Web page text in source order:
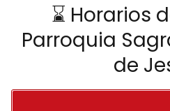
⌛ Horarios
Parroquia
de